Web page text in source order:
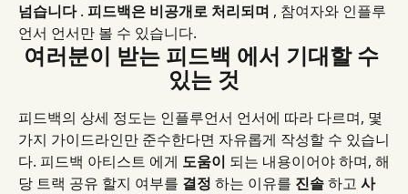
넘습니다 . 피드백은 비공개로 처리되며 , 참여자와 인플루
언서 언서만 볼 수 있습니다.
여러분이 받는 피드백 에서 기대할 수
있는 것
피드백의 상세 정도는 인플루언서 언서에 따라 다르며, 몇
가지 가이드라인만 준수한다면 자유롭게 작성할 수 있습니
다. 피드백 아티스트 에게 도움이 되는 내용이어야 하며, 해
당 트랙 공유 할지 여부를 결정 하는 이유를 진솔 하고 사